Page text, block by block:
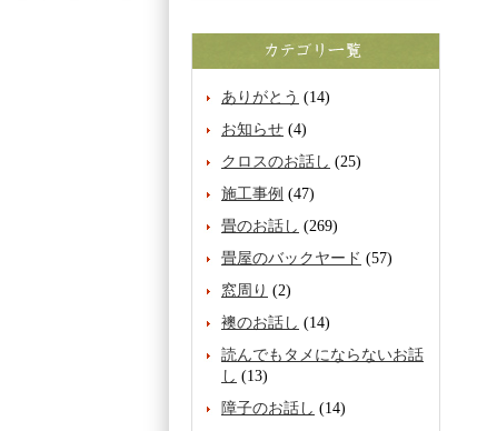
ありがとう (14)
お知らせ (4)
クロスのお話し (25)
施工事例 (47)
畳のお話し (269)
畳屋のバックヤード (57)
窓周り (2)
襖のお話し (14)
読んでもタメにならないお話
し (13)
障子のお話し (14)